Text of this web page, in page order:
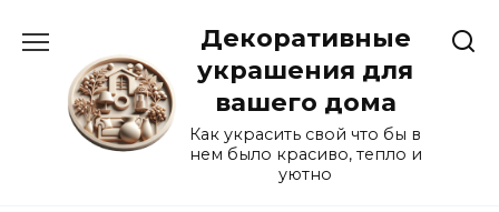
содержанию
Декоративные
украшения для
вашего дома
Как украсить свой что бы в
нем было красиво, тепло и
уютно